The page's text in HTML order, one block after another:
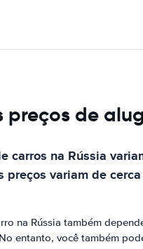
preços de
carros na Rússia
preços variam de
na Rússia também
entanto, você também